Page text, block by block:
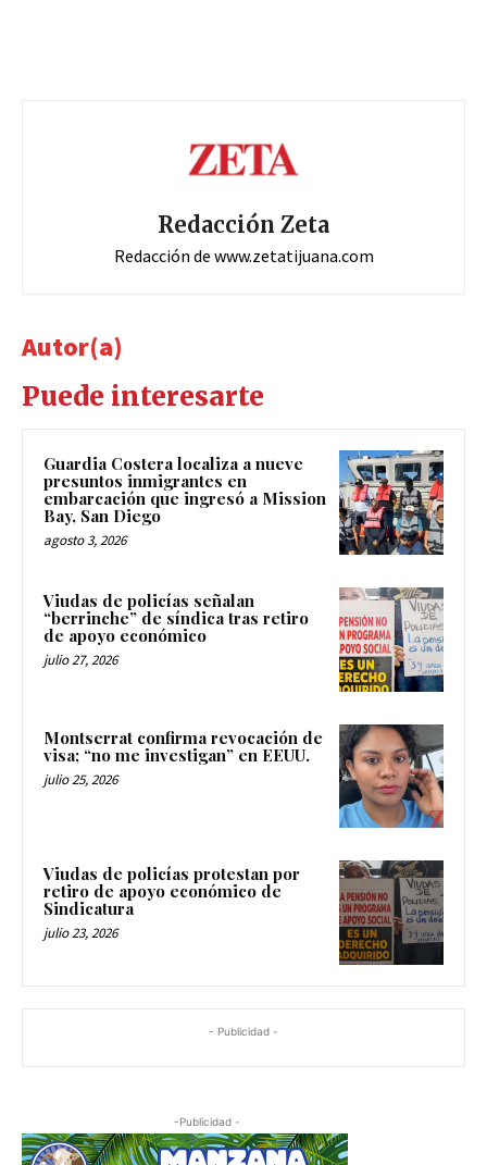
Redacción Zeta
Redacción de www.zetatijuana.com
Autor(a)
Puede interesarte
Guardia Costera localiza a nueve
presuntos inmigrantes en
embarcación que ingresó a Mission
Bay, San Diego
agosto 3, 2026
Viudas de policías señalan
“berrinche” de síndica tras retiro
de apoyo económico
julio 27, 2026
Montserrat confirma revocación de
visa; “no me investigan” en EEUU.
julio 25, 2026
Viudas de policías protestan por
retiro de apoyo económico de
Sindicatura
julio 23, 2026
- Publicidad -
-Publicidad -